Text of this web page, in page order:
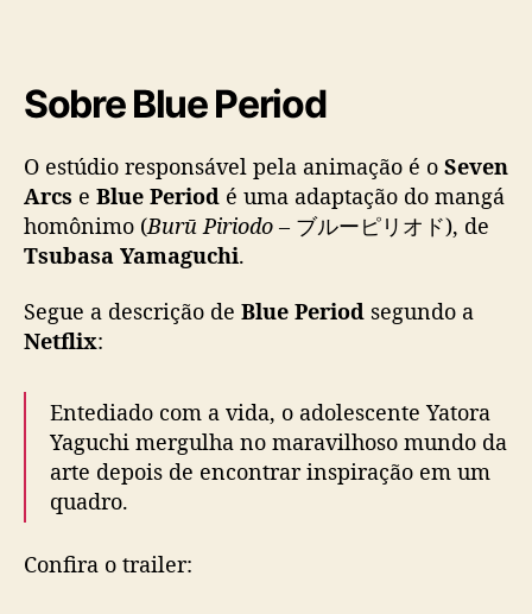
o
s
s
a
s
Sobre Blue Period
O estúdio responsável pela animação é o Seven
Arcs e Blue Period é uma adaptação do mangá
homônimo (Burū Piriodo – ブルーピリオド), de
Tsubasa Yamaguchi.
Segue a descrição de Blue Period segundo a
Netflix:
Entediado com a vida, o adolescente Yatora
Yaguchi mergulha no maravilhoso mundo da
arte depois de encontrar inspiração em um
quadro.
Confira o trailer: